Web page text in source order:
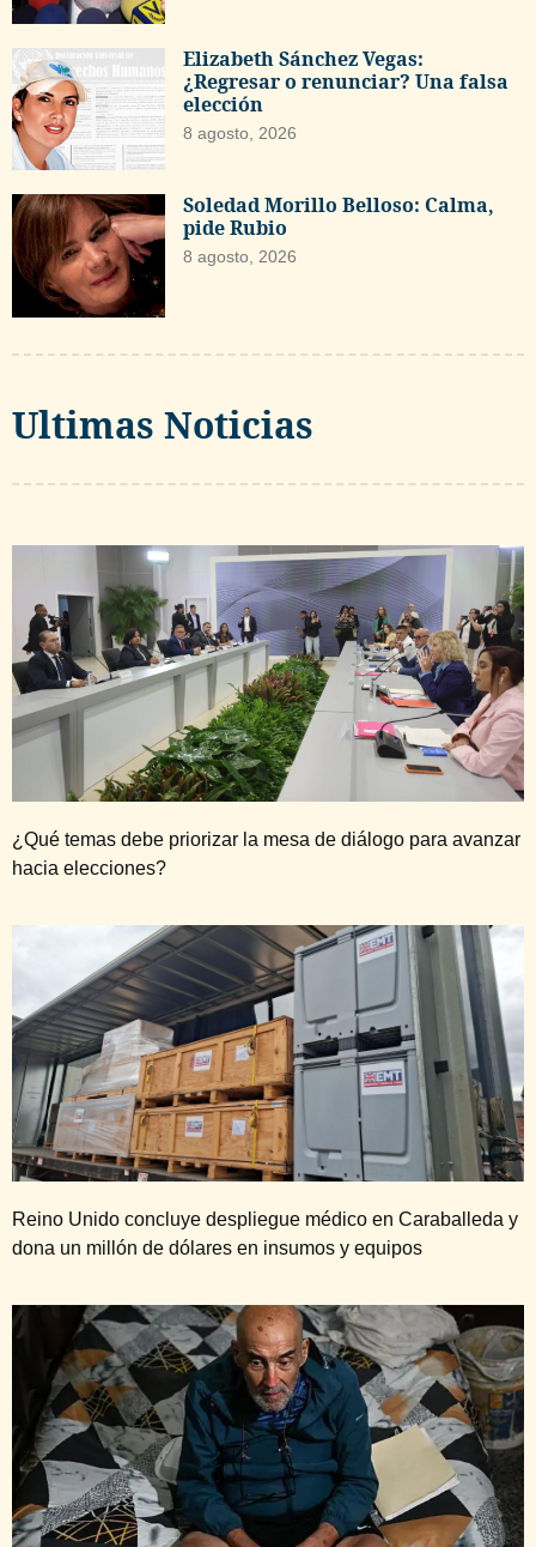
Elizabeth Sánchez Vegas:
¿Regresar o renunciar? Una falsa
elección
8 agosto, 2026
Soledad Morillo Belloso: Calma,
pide Rubio
8 agosto, 2026
Ultimas Noticias
¿Qué temas debe priorizar la mesa de diálogo para avanzar
hacia elecciones?
Reino Unido concluye despliegue médico en Caraballeda y
dona un millón de dólares en insumos y equipos